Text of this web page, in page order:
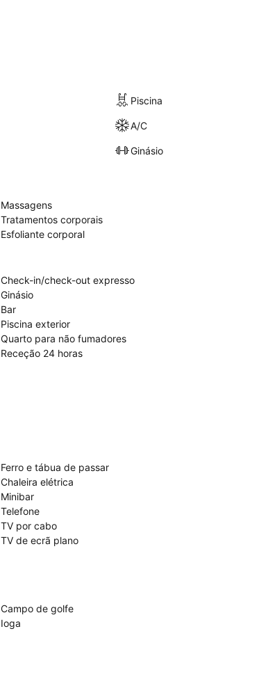
Piscina
A/C
Ginásio
Massagens
Tratamentos corporais
Esfoliante corporal
Check-in/check-out expresso
Ginásio
Bar
Piscina exterior
Quarto para não fumadores
Receção 24 horas
Ferro e tábua de passar
Chaleira elétrica
Minibar
Telefone
TV por cabo
TV de ecrã plano
Campo de golfe
Ioga